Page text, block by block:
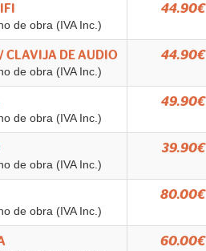
de obra (IVA Inc.)
44.90€
CLAVIJA DE AUDIO
de obra (IVA Inc.)
44.90€
de obra (IVA Inc.)
49.90€
de obra (IVA Inc.)
39.90€
de obra (IVA Inc.)
80.00€
60.00€